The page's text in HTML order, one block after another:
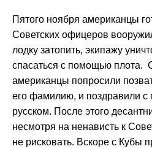
Пятого ноября американцы
Советских офицеров
лодку затопить, экипажу
спасаться с помощью плота.
американцы попросили
его фамилию, и поздравили с
русском. После этого
несмотря на ненависть к
не рисковать. Вскоре с Кубы